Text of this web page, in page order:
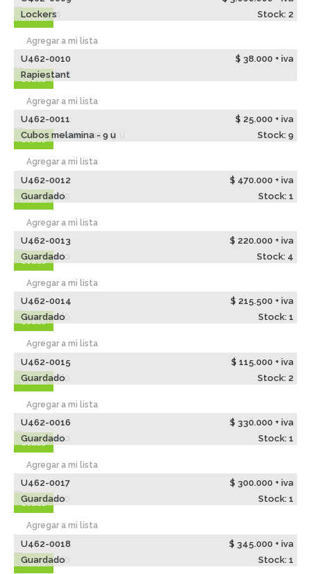
Usado
Lockers
Stock: 2
Agregar a mi lista
Usado
U462-0010
$ 38.000 + iva
Rapiestant
Agregar a mi lista
Usado
U462-0011
$ 25.000 + iva
Cubos melamina - 9 u
Stock: 9
Agregar a mi lista
Usado
U462-0012
$ 470.000 + iva
Guardado
Stock: 1
Agregar a mi lista
Usado
U462-0013
$ 220.000 + iva
Guardado
Stock: 4
Agregar a mi lista
Usado
U462-0014
$ 215.500 + iva
Guardado
Stock: 1
Agregar a mi lista
Usado
U462-0015
$ 115.000 + iva
Guardado
Stock: 2
Agregar a mi lista
Usado
U462-0016
$ 330.000 + iva
Guardado
Stock: 1
Agregar a mi lista
Usado
U462-0017
$ 300.000 + iva
Guardado
Stock: 1
Agregar a mi lista
Usado
U462-0018
$ 345.000 + iva
Guardado
Stock: 1